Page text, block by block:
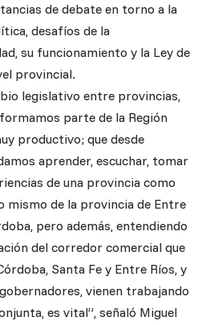
de debate en torno a la
desafíos de la
su funcionamiento y la Ley de
provincial.
legislativo entre provincias,
parte de la Región
productivo; que desde
aprender, escuchar, tomar
de una provincia como
mismo de la provincia de Entre
pero además, entendiendo
del corredor comercial que
Santa Fe y Entre Ríos, y
vienen trabajando
es vital”, señaló Miguel